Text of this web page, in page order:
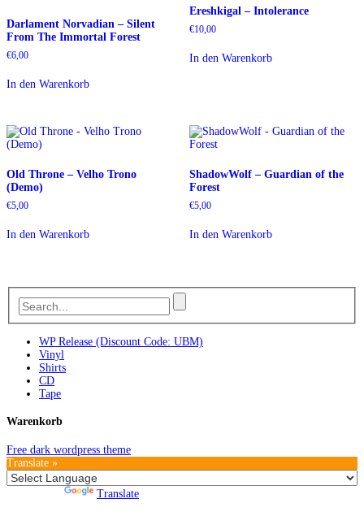
Darlament Norvadian – Silent
From The Immortal Forest
€6,00
In den Warenkorb
Ereshkigal – Intolerance
€10,00
In den Warenkorb
Old Throne – Velho Trono
(Demo)
€5,00
In den Warenkorb
ShadowWolf – Guardian of the
Forest
€5,00
In den Warenkorb
WP Release (Discount Code: UBM)
Vinyl
Shirts
CD
Tape
Warenkorb
Free dark wordpress theme
Translate »
Translate